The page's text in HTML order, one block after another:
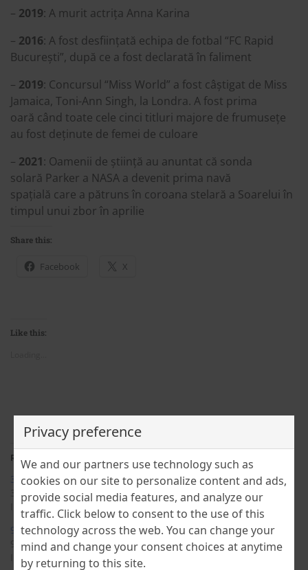
– 2019: A murit actrița Anna Karina
– 2016: A fost desființată echipa de fotbal “FC Rapid
București”, după ce a fost declarată în faliment
– 2019: Concursul “Miss World” a fost câștigat de Miss
Jamaica, Toni-Ann Singh, la Londra. A fost prima
oară când toate cele cinci titluri majore de frumusețe
au fost deținute de femei de culoare
– 2021 : Oamenii de știință au anuntat că sonda
solară Parker a NASA a devenit prima navă
spațială care a pătruns în coroana stelară a Soarelui în
timpul unui zbor în aprilie
Share this:
Facebook X
Like this:
Related
3 DECEMBRIE ÎN ISTORIE
3 December 2023
In "TimeScope"
6 DECEMBRIE ÎN ISTORIE
6 December 2023
In "TimeScope"
9 DECEMBRIE ÎN ISTORIE
9 December 2023
In "TimeScope"
Privacy preference
We and our partners use technology such as
cookies on our site to personalize content and ads,
provide social media features, and analyze our
traffic. Click below to consent to the use of this
technology across the web. You can change your
mind and change your consent choices at anytime
by returning to this site.